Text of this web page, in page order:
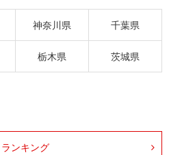
神奈川県 千葉県
栃木県 茨城県
ランキング